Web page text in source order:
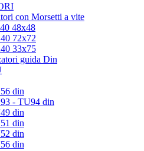
con Morsetti a vite
48x48
72x72
33x75
guida Din
din
- TU94 din
din
din
din
din